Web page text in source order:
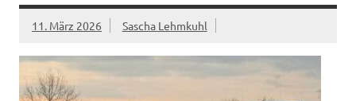
11. März 2026 Sascha Lehmkuhl